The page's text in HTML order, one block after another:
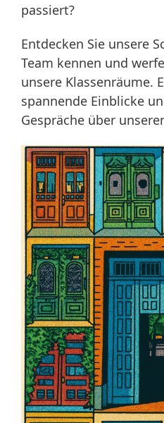
passiert?
Entdecken Sie unsere
Team kennen und
unsere Klassenräume.
spannende Einblicke
Gespräche über